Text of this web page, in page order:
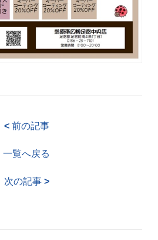
< 前の記事
一覧へ戻る
次の記事>